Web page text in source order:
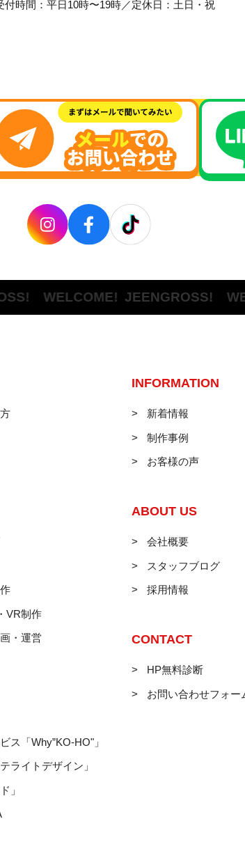
付時間：平日10時〜19時／定休日：土日・祝
WELCOME!JEENGROSS!
VR制作
・運営
ス「Why”KO-HO"」
ライトデザイン」
」
INFORMATION
新着情報
制作事例
お客様の声
ABOUT US
会社概要
スタッフブログ
採用情報
CONTACT
HP無料診断
お問い合わせフォー